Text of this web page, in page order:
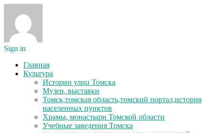
Sign in
Главная
Культура
Истории улиц Томска
Музеи, выставки
Томск,томская область,томский портал,история
населенных пунктов
Храмы, монастыри Томской области
Учебные заведения Томска